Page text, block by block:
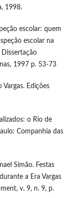
1998.
escolar: quem
escolar na
1997 p. 53-73
Vargas. Edições
o Rio de
Companhia das
Simão. Festas
a Era Vargas
v. 9, n. 9, p.